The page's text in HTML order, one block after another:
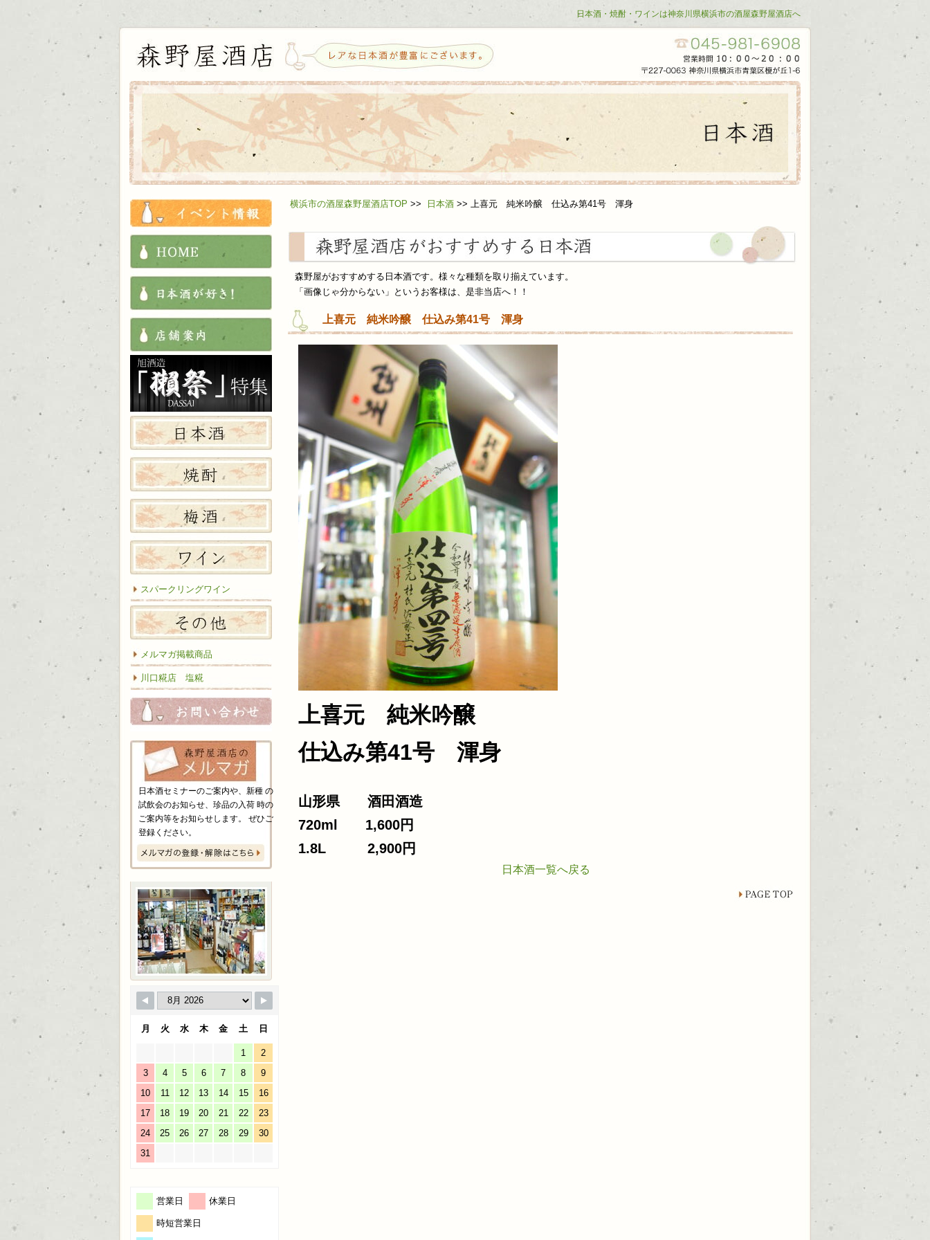
日本酒・焼酎・ワインは神奈川県横浜市の酒屋森野屋酒店へ
お知らせ
これから日本酒を好きになる方へ
店舗案内
ワイン
スパークリングワイン
その他
メルマガ掲載商品
川口糀店 塩糀
日本酒セミナーのご案内や、新種 の
試飲会のお知らせ、珍品の入荷 時の
ご案内等をお知らせします。 ぜひご
登録ください。
月 火 水 木 金 土 日
1
2
3
4 5 6 7 8
9
10
11 12 13 14 15
16
17
18 19 20 21 22
23
24
25 26 27 28 29
30
31
営業日 休業日
時短営業日
横浜市の酒屋森野屋酒店TOP >> 日本酒 >> 上喜元 純米吟醸 仕込み第41号 渾身
森野屋がおすすめする日本酒です。様々な種類を取り揃えています。
「画像じゃ分からない」というお客様は、是非当店へ！！
上喜元 純米吟醸 仕込み第41号 渾身
上喜元 純米吟醸
仕込み第41号 渾身
山形県 酒田酒造
720ml 1,600円
1.8L 2,900円
日本酒一覧へ戻る